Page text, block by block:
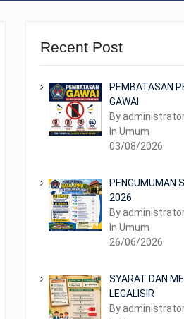
Recent Post
PEMBATASAN
GAWAI
By
In Umum
03/08/2026
PENGUMUMAN
2026
By
In Umum
26/06/2026
SYARAT DAN
LEGALISIR
By